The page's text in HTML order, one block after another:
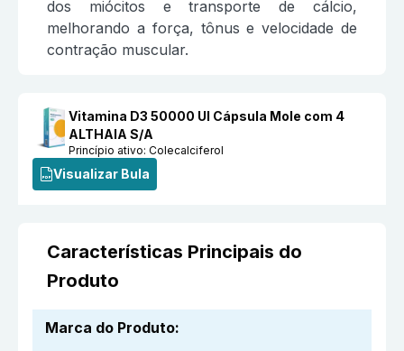
dos miócitos e transporte de cálcio,
melhorando a força, tônus e velocidade de
contração muscular.
Vitamina D3 50000 UI Cápsula Mole com 4
ALTHAIA S/A
Princípio ativo:Colecalciferol
Visualizar Bula
Características Principais do
Produto
Marca do Produto: